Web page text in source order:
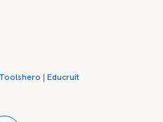
Toolshero |Educruit